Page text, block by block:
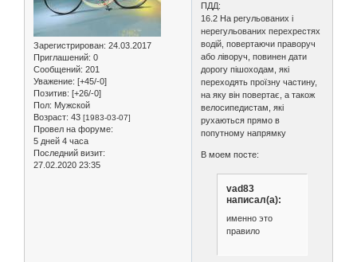
Зарегистрирован: 24.03.2017
Приглашений: 0
Сообщений: 201
Уважение: [+45/-0]
Позитив: [+26/-0]
Пол: Мужской
Возраст: 43 [1983-03-07]
Провел на форуме:
5 дней 4 часа
Последний визит:
27.02.2020 23:35
ПДД:
16.2 На регульованих і
нерегульованих перехрестях
водій, повертаючи праворуч
або ліворуч, повинен дати
дорогу пішоходам, які
переходять проїзну частину,
на яку він повертає, а також
велосипедистам, які
рухаються прямо в
попутному напрямку
В моем посте:
vad83
написал(а):
именно это
правило